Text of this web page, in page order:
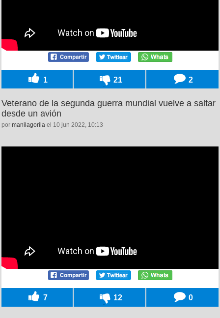
1 21 2
Veterano de la segunda guerra mundial vuelve a saltar
desde un avión
por manilagorila el 10 jun 2022, 10:13
7 12 0